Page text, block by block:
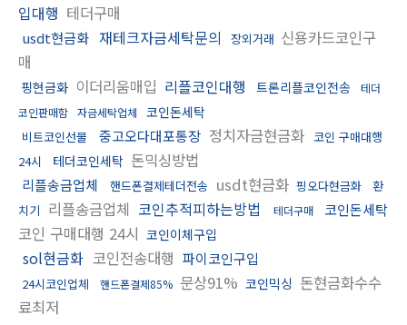
입대행 테더구매
usdt현금화 재테크자금세탁문의 장외거래 신용카드코인구
매
핑현금화 이더리움매입 리플코인대행 트론리플코인전송
테더
코인판매함 자금세탁업체 코인돈세탁
비트코인선물 중고오다대포통장 정치자금현금화 코인 구매대행
24시
테더코인세탁 돈믹싱방법
리플송금업체 핸드폰결제테더전송 usdt현금화 핑오다현금화
환
치기 리플송금업체 코인추적피하는방법 테더구매 코인돈세탁
코인 구매대행 24시 코인이체구입
sol현금화 코인전송대행 파이코인구입
24시코인업체 핸드폰결제85% 문상91% 코인믹싱 돈현금화수수
료최저